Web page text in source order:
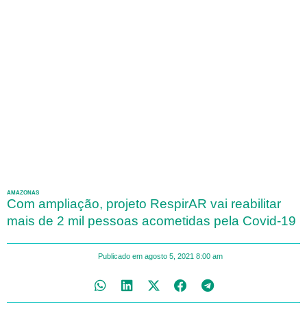
AMAZONAS
Com ampliação, projeto RespirAR vai reabilitar
mais de 2 mil pessoas acometidas pela Covid-19
Publicado em agosto 5, 2021 8:00 am